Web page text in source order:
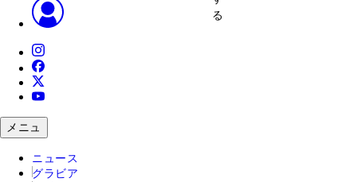
る
メニュ
ニュース
グラビア